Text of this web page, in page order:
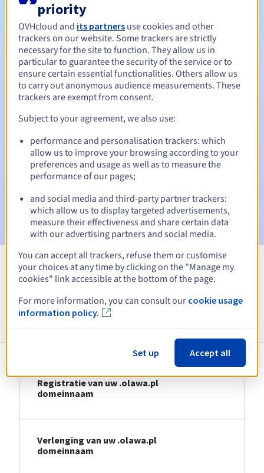
Verlengingsperiode
Inlosperiode
vervaldatum
E-mail op de vervaldatum om de schorsing van de
domeinnaam te melden
E-mail na de Redemption Grace Periodom de
verwijdering van de domeinnaam te melden
Bekijk alle extensies
Informatie over .olawa.pl
Registratie van uw .olawa.pl
domeinnaam
Verlenging van uw .olawa.pl
domeinnaam
priority
OVHcloud and its partners use cookies and other
trackers on our website. Some trackers are strictly
necessary for the site to function. They allow us in
particular to guarantee the security of the service or to
ensure certain essential functionalities. Others allow us
to carry out anonymous audience measurements. These
trackers are exempt from consent.
Subject to your agreement, we also use:
performance and personalisation trackers: which
allow us to improve your browsing according to your
preferences and usage as well as to measure the
performance of our pages;
and social media and third-party partner trackers:
which allow us to display targeted advertisements,
measure their effectiveness and share certain data
with our advertising partners and social media.
You can accept all trackers, refuse them or customise
your choices at any time by clicking on the "Manage my
cookies" link accessible at the bottom of the page.
For more information, you can consult our cookie usage
information policy.
Set up Accept all